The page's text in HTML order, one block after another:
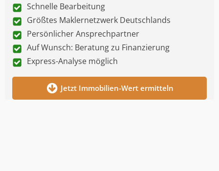
Schnelle Bearbeitung
Größtes Maklernetzwerk Deutschlands
Persönlicher Ansprechpartner
Auf Wunsch: Beratung zu Finanzierung
Express-Analyse möglich
Jetzt Immobilien-Wert ermitteln